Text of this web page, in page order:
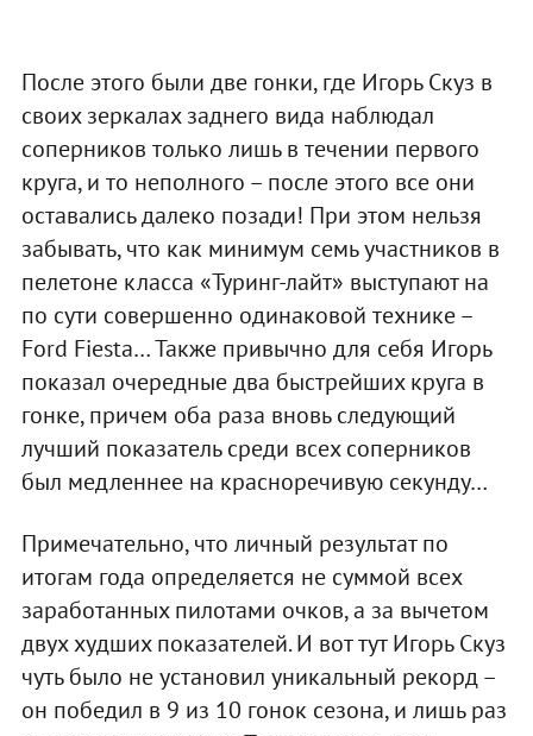
После этого были две гонки, где Игорь Скуз в
своих зеркалах заднего вида наблюдал
соперников только лишь в течении первого
круга, и то неполного – после этого все они
оставались далеко позади! При этом нельзя
забывать, что как минимум семь участников в
пелетоне класса «Туринг-лайт» выступают на
по сути совершенно одинаковой технике –
Ford Fiesta… Также привычно для себя Игорь
показал очередные два быстрейших круга в
гонке, причем оба раза вновь следующий
лучший показатель среди всех соперников
был медленнее на красноречивую секунду…
Примечательно, что личный результат по
итогам года определяется не суммой всех
заработанных пилотами очков, а за вычетом
двух худших показателей. И вот тут Игорь Скуз
чуть было не установил уникальный рекорд –
он победил в 9 из 10 гонок сезона, и лишь раз